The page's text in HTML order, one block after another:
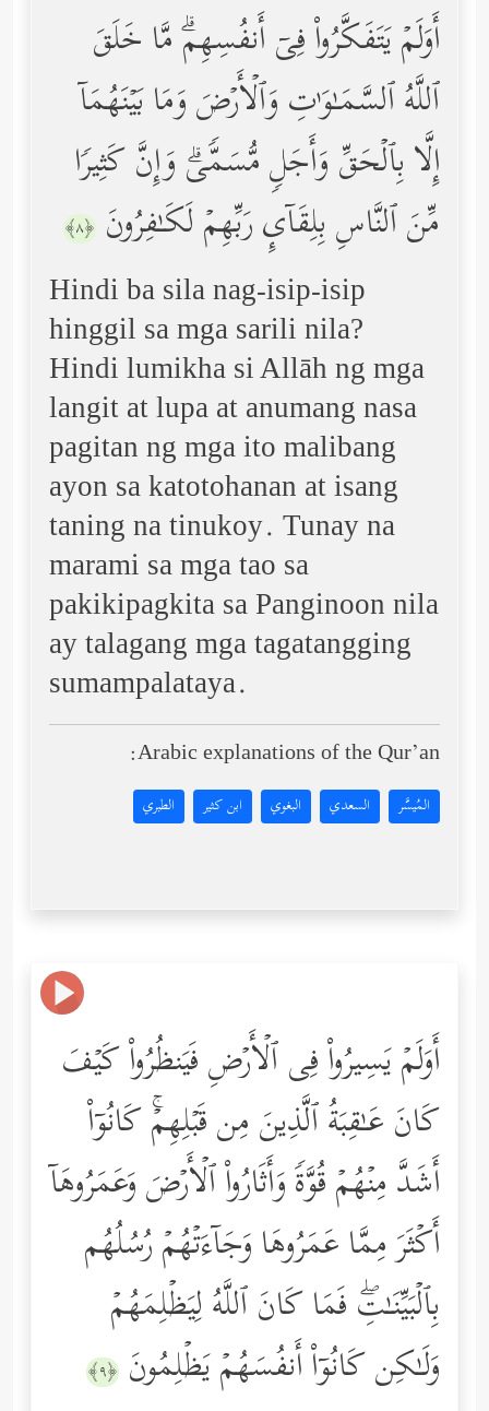
أَوَلَمۡ یَتَفَكَّرُواْ فِیۤ أَنفُسِهِمۗ مَّا خَلَقَ
ٱللَّهُ ٱلسَّمَـٰوَ ٰ⁠تِ وَٱلۡأَرۡضَ وَمَا بَیۡنَهُمَاۤ
إِلَّا بِٱلۡحَقِّ وَأَجَلࣲ مُّسَمࣰّىۗ وَإِنَّ كَثِیرࣰا
مِّنَ ٱلنَّاسِ بِلِقَاۤىِٕ رَبِّهِمۡ لَكَـٰفِرُونَ ﴿٨﴾
Hindi ba sila nag-isip-isip
hinggil sa mga sarili nila?
Hindi lumikha si Allāh ng mga
langit at lupa at anumang nasa
pagitan ng mga ito malibang
ayon sa katotohanan at isang
taning na tinukoy. Tunay na
marami sa mga tao sa
pakikipagkita sa Panginoon nila
ay talagang mga tagatangging
sumampalataya.
Arabic explanations of the Qur’an:
المُيسَّر السعدي البغوي ابن كثير الطبري
أَوَلَمۡ یَسِیرُواْ فِی ٱلۡأَرۡضِ فَیَنظُرُواْ كَیۡفَ
كَانَ عَـٰقِبَةُ ٱلَّذِینَ مِن قَبۡلِهِمۡۚ كَانُوۤاْ
أَشَدَّ مِنۡهُمۡ قُوَّةࣰ وَأَثَارُواْ ٱلۡأَرۡضَ وَعَمَرُوهَاۤ
أَكۡثَرَ مِمَّا عَمَرُوهَا وَجَاۤءَتۡهُمۡ رُسُلُهُم
بِٱلۡبَیِّنَـٰتِۖ فَمَا كَانَ ٱللَّهُ لِیَظۡلِمَهُمۡ
وَلَـٰكِن كَانُوۤاْ أَنفُسَهُمۡ یَظۡلِمُونَ ﴿٩﴾